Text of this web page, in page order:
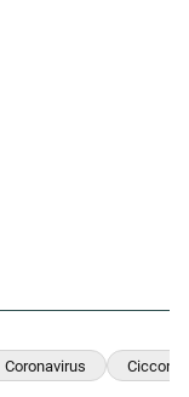
Coronavirus Ciccone